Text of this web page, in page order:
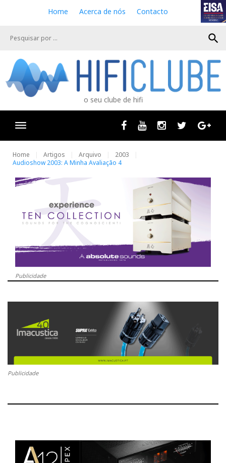
e
Home Acerca de nós Contacto
search
o seu clube de hifi
Facebook
Youtube InstagramTwitter
Home Artigos Arquivo
2003
Audioshow 2003: A Minha Avaliação 4
Publicidade
Publicidade